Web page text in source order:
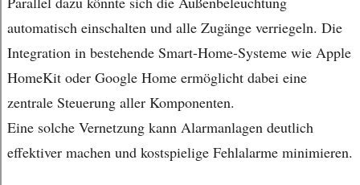
automatisch einschalten und alle Zugänge verriegeln. Die
Integration in bestehende Smart-Home-Systeme wie Apple
HomeKit oder Google Home ermöglicht dabei eine
zentrale Steuerung aller Komponenten.
Eine solche Vernetzung kann Alarmanlagen deutlich
effektiver machen und kostspielige Fehlalarme minimieren.